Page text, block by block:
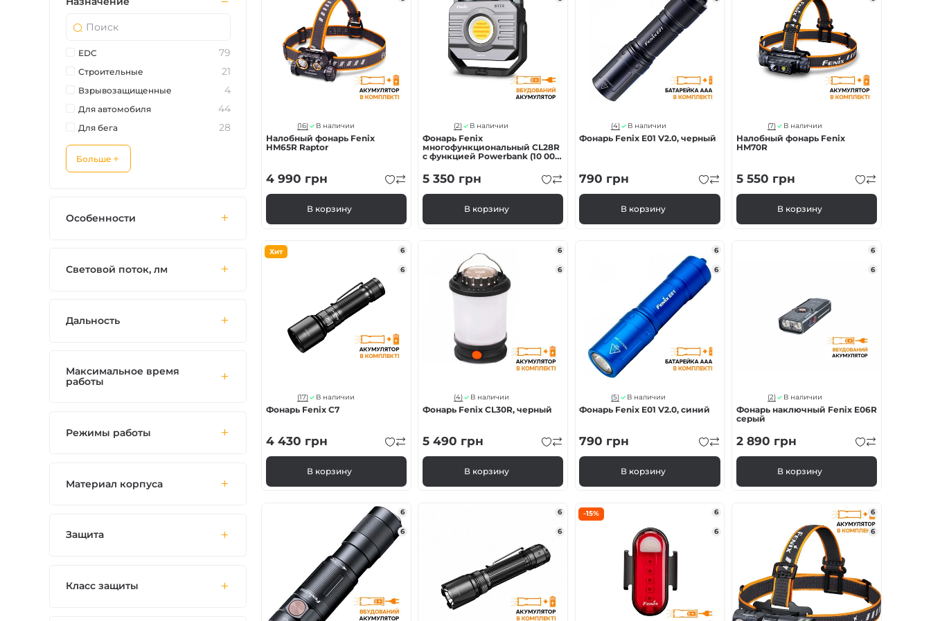
(16) В наличии
Налобный фонарь Fenix
HM65R Raptor
4 990 грн
В корзину
(2) В наличии
Фонарь Fenix
многофункциональный CL28R
с функцией Powerbank (10 000
5 350 грн
В корзину
(4) В наличии
Фонарь Fenix E01 V2.0, черный
790 грн
В корзину
(7) В наличии
Налобный фонарь Fenix
HM70R
5 550 грн
В корзину
Хит 6
6
(17) В наличии
Фонарь Fenix C7
4 430 грн
В корзину
6
6
(4) В наличии
Фонарь Fenix CL30R, черный
5 490 грн
В корзину
6
6
(5) В наличии
Фонарь Fenix E01 V2.0, синий
790 грн
В корзину
6
6
(2) В наличии
Фонарь наключный Fenix E06R
серый
2 890 грн
В корзину
6
6
6
6
-15% 6
6
6
6
EDC 79
Строительные 21
Взрывозащищенные 4
Для автомобиля 44
Для бега 28
Больше
Особенности
Световой поток, лм
Дальность
Максимальное время
работы
Режимы работы
Материал корпуса
Защита
Класс защиты